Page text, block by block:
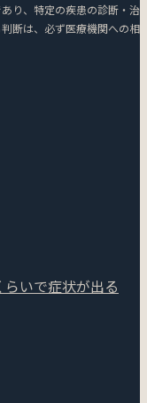
り、特定の疾患の診断・治
断は、必ず医療機関への相
いで症状が出る